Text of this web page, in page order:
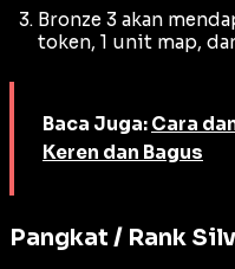
Bronze 3 akan
token, 1 unit map,
Baca Juga: Cara
Keren dan Bagus
Pangkat / Rank